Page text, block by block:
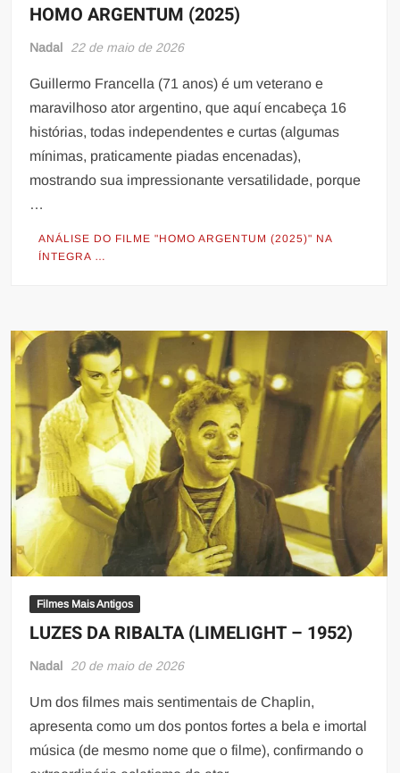
HOMO ARGENTUM (2025)
Nadal 22 de maio de 2026
Guillermo Francella (71 anos) é um veterano e
maravilhoso ator argentino, que aquí encabeça 16
histórias, todas independentes e curtas (algumas
mínimas, praticamente piadas encenadas),
mostrando sua impressionante versatilidade, porque
…
ANÁLISE DO FILME "HOMO ARGENTUM (2025)" NA
ÍNTEGRA …
Filmes Mais Antigos
LUZES DA RIBALTA (LIMELIGHT – 1952)
Nadal 20 de maio de 2026
Um dos filmes mais sentimentais de Chaplin,
apresenta como um dos pontos fortes a bela e imortal
música (de mesmo nome que o filme), confirmando o